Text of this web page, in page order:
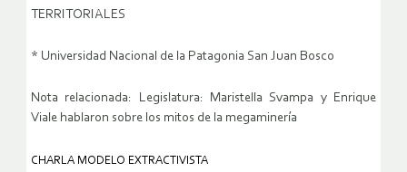
TERRITORIALES
* Universidad Nacional de la Patagonia San Juan Bosco
Nota relacionada: Legislatura: Maristella Svampa y Enrique
Viale hablaron sobre los mitos de la megaminería
CHARLA MODELO EXTRACTIVISTA